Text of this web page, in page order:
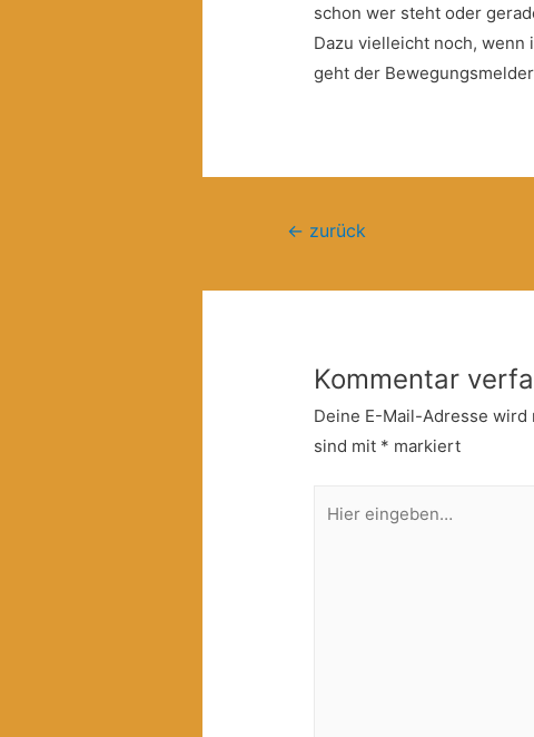
schon wer steht oder
Dazu vielleicht noch, wenn
geht der
Beitragsnavigation
← zurück
Kommentar
Deine E-Mail-Adresse
sind mit * markiert
eingeben…